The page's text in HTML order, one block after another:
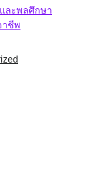
ละพลศึกษา
าชีพ